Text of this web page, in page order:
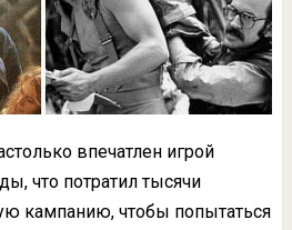
впечатлен игрой
что потратил тысячи
кампанию, чтобы попытаться